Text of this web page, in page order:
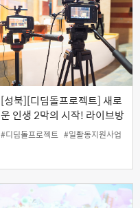
[성북][디딤돌프로젝트] 새로
운 인생 2막의 시작! 라이브방
송 전문가 양성과정 (자격증
반)
#디딤돌프로젝트 #일활동지원사업